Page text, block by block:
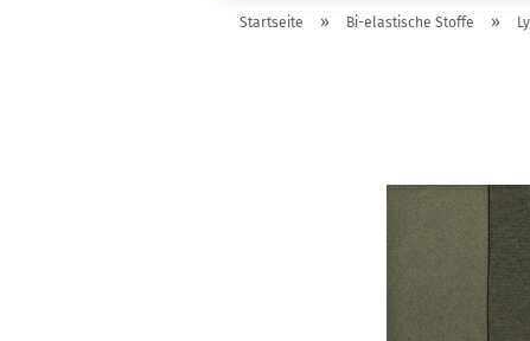
NÄHZUBEHÖR RSG KAPPEN
Startseite » Bi-elastische Stoffe »